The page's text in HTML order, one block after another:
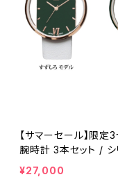
【サマーセール】限
腕時計 3本セット / シ
¥27,000